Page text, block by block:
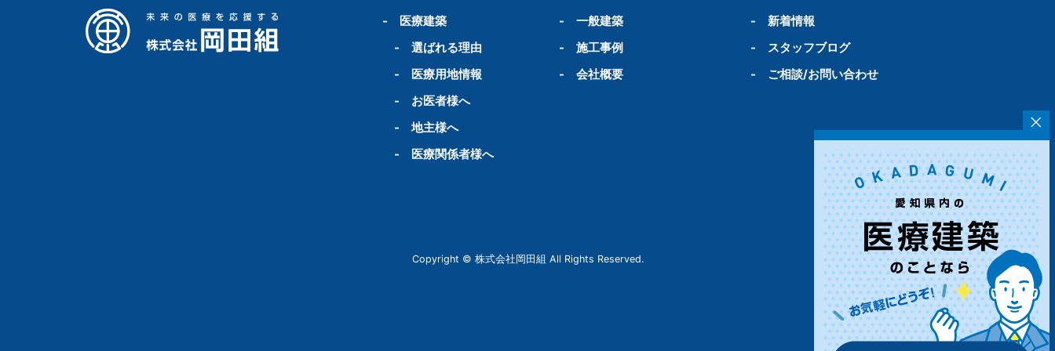
-
医療建築
- 選ばれる理由
-
医療用地情報
- お医者様へ
-地主様へ
-
医療関係者様へ
- 一般建築
- 施工事例
- 会社概要
- 新着情報
- スタッフブログ
- ご相談/お問い合わせ
Copyright © 株式会社岡田組 All Rights Reserved.